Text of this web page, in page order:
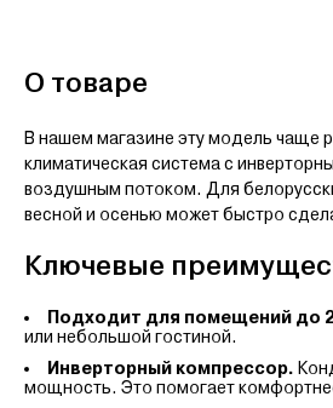
О товаре
В нашем магазине эту модель чаще
климатическая система с
воздушным потоком. Для
весной и осенью может быстро
Ключевые
Подходит для помещений до
или небольшой гостиной.
Инверторный компрессор.
мощность. Это помогает